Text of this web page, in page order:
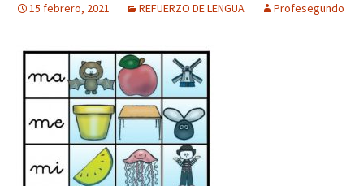
15 febrero, 2021 REFUERZO DE LENGUA Profesegundo